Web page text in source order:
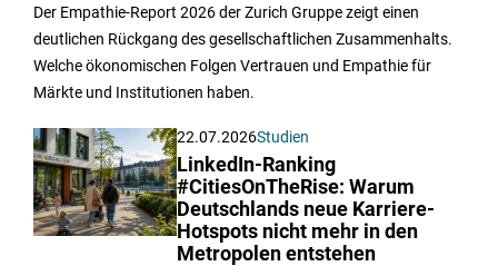
Der Empathie-Report 2026 der Zurich Gruppe zeigt einen
deutlichen Rückgang des gesellschaftlichen Zusammenhalts.
Welche ökonomischen Folgen Vertrauen und Empathie für
Märkte und Institutionen haben.
22.07.2026Studien
LinkedIn-Ranking
#CitiesOnTheRise: Warum
Deutschlands neue Karriere-
Hotspots nicht mehr in den
Metropolen entstehen